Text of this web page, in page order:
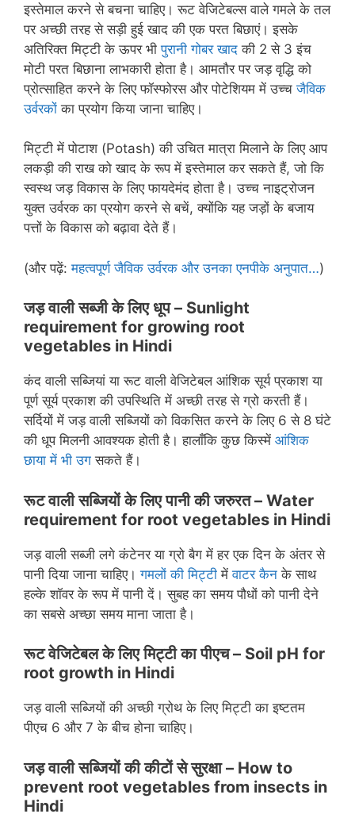
इस्तेमाल करने से बचना चाहिए। रूट वेजिटेबल्स वाले गमले के तल
पर अच्छी तरह से सड़ी हुई खाद की एक परत बिछाएं। इसके
अतिरिक्त मिट्टी के ऊपर भीपुरानी गोबर खाद की 2 से 3 इंच
मोटी परत बिछाना लाभकारी होता है। आमतौर पर जड़ वृद्धि को
प्रोत्साहित करने के लिए फॉस्फोरस और पोटेशियम में उच्चजैविक
उर्वरकों का प्रयोग किया जाना चाहिए।
मिट्टी में पोटाश (Potash) की उचित मात्रा मिलाने के लिए आप
लकड़ी की राख को खाद के रूप में इस्तेमाल कर सकते हैं, जो कि
स्वस्थ जड़ विकास के लिए फायदेमंद होता है। उच्च नाइट्रोजन
युक्त उर्वरक का प्रयोग करने से बचें, क्योंकि यह जड़ों के बजाय
पत्तों के विकास को बढ़ावा देते हैं।
(और पढ़ें:महत्वपूर्ण जैविक उर्वरक और उनका एनपीके अनुपात…)
जड़ वाली सब्जी के लिए धूप – Sunlight
requirement for growing root
vegetables in Hindi
कंद वाली सब्जियां या रूट वाली वेजिटेबल आंशिक सूर्य प्रकाश या
पूर्ण सूर्य प्रकाश की उपस्थिति में अच्छी तरह से ग्रो करती हैं।
सर्दियों में जड़ वाली सब्जियों को विकसित करने के लिए 6 से 8 घंटे
की धूप मिलनी आवश्यक होती है। हालाँकि कुछ किस्में आंशिक
छाया में भी उग सकते हैं।
रूट वाली सब्जियों के लिए पानी की जरुरत – Water
requirement for root vegetables in Hindi
जड़ वाली सब्जी लगे कंटेनर या ग्रो बैग में हर एक दिन के अंतर से
पानी दिया जाना चाहिए।गमलों की मिट्टी मेंवाटर कैन के साथ
हल्के शॉवर के रूप में पानी दें। सुबह का समय पौधों को पानी देने
का सबसे अच्छा समय माना जाता है।
रूट वेजिटेबल के लिए मिट्टी का पीएच – Soil pH for
root growth in Hindi
जड़ वाली सब्जियों की अच्छी ग्रोथ के लिए मिट्टी का इष्टतम
पीएच 6 और 7 के बीच होना चाहिए।
जड़ वाली सब्जियों की कीटों से सुरक्षा – How to
prevent root vegetables from insects in
Hindi